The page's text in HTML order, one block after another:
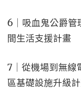
6｜吸血鬼公爵管
間生活支援計畫
7｜從機場到無線
區基礎設施升級